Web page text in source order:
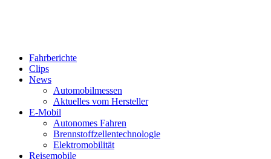
Fahrberichte
Clips
News
Automobilmessen
Aktuelles vom Hersteller
E-Mobil
Autonomes Fahren
Brennstoffzellentechnologie
Elektromobilität
Reisemobile